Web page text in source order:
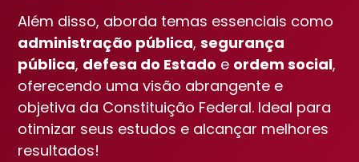
Além disso, aborda temas essenciais como
administração pública,segurança
pública, defesa do Estado e ordem social,
oferecendo uma visão abrangente e
objetiva da Constituição Federal. Ideal para
otimizar seus estudos e alcançar melhores
resultados!